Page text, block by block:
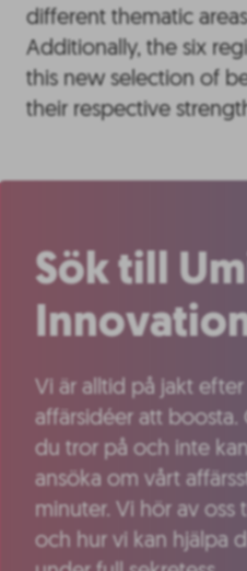
different thematic
Additionally, the six
this new selection of
their respective
Sök till
Vi är alltid på jakt
affärsidéer att boosta.
du tror på och inte
ansöka om vårt
minuter. Vi hör av
och hur vi kan hjälpa